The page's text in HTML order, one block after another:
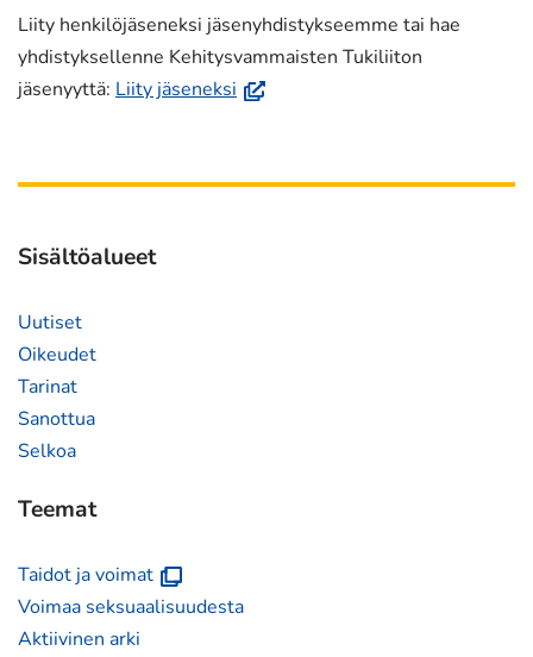
ikkunaan,
siirryt
Liity henkilöjäseneksi jäsenyhdistykseemme tai hae
yhdistyksellenne Kehitysvammaisten Tukiliiton
jäsenyyttä: Liity jäseneksi (avautuu
siirryt
Sisältöalueet
Uutiset
Oikeudet
Tarinat
Sanottua
Selkoa
Teemat
Taidot ja voimat(avautuu
uuteen
Voimaa seksuaalisuudesta
Aktiivinen arki